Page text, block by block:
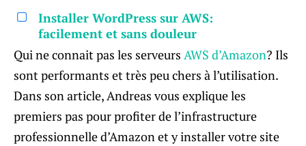
Installer WordPress sur AWS:
facilement et sans douleur
Qui ne connait pas les serveurs AWS d’Amazon? Ils
sont performants et très peu chers à l’utilisation.
Dans son article, Andreas vous explique les
premiers pas pour profiter de l’infrastructure
professionnelle d’Amazon et y installer votre site